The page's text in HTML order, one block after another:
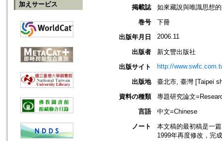
加えサービス
掲載誌
如來藏說與唯識思想
巻号
下冊
出版年月日
2006.11
出版者
新文豐出版社
出版サイト
http://
出版地
臺北市, 臺灣 [Taipei
資料の種類
專題研究論文
言語
中文=Chinese
ノート
本文稿的最初稿是一
1999年再度修改，完